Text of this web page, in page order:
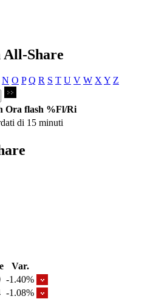
Share
N O P Q R S T U V W X Y Z
Ora flash %Fl/Ri
di 15 minuti
Var.
-1.40%
-1.08%